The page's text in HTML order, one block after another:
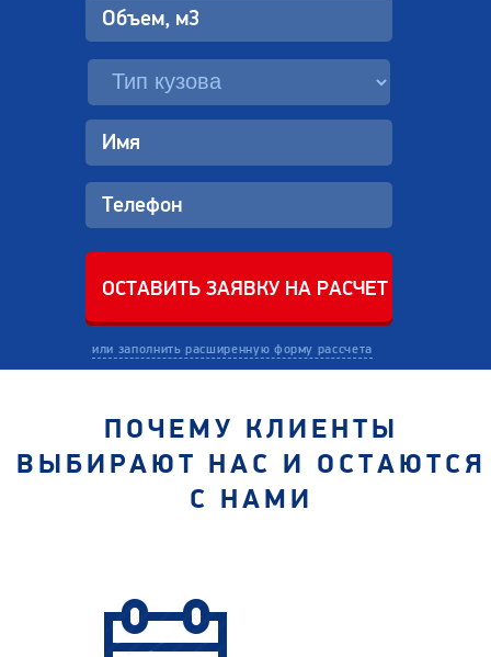
или заполнить расширенную форму рассчета
ПОЧЕМУ КЛИЕНТЫ
ВЫБИРАЮТ НАС И ОСТАЮТСЯ
С НАМИ